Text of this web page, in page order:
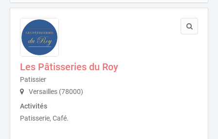
Les Pâtisseries du Roy
Patissier
Versailles (78000)
Activités
Patisserie, Café.